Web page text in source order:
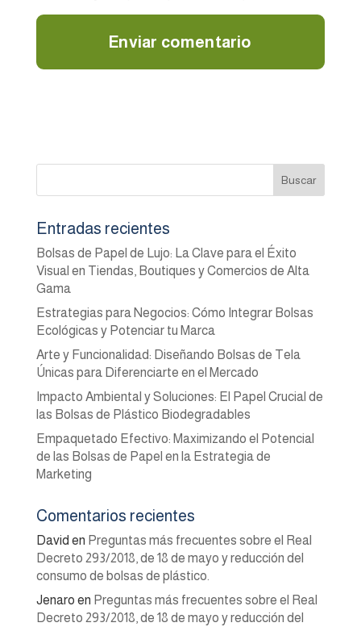
Entradas recientes
Bolsas de Papel de Lujo: La Clave para el Éxito
Visual en Tiendas, Boutiques y Comercios de Alta
Gama
Estrategias para Negocios: Cómo Integrar Bolsas
Ecológicas y Potenciar tu Marca
Arte y Funcionalidad: Diseñando Bolsas de Tela
Únicas para Diferenciarte en el Mercado
Impacto Ambiental y Soluciones: El Papel Crucial de
las Bolsas de Plástico Biodegradables
Empaquetado Efectivo: Maximizando el Potencial
de las Bolsas de Papel en la Estrategia de
Marketing
Comentarios recientes
David en Preguntas más frecuentes sobre el Real
Decreto 293/2018, de 18 de mayo y reducción del
consumo de bolsas de plástico.
Jenaro en Preguntas más frecuentes sobre el Real
Decreto 293/2018, de 18 de mayo y reducción del